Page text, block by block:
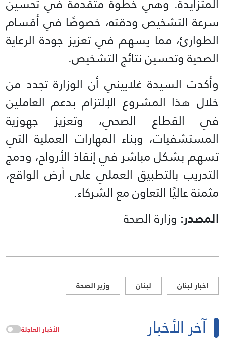
سرعة التشخيص ودقته، خصوصًا في أقسام
الطوارئ، مما يسهم في تعزيز جودة الرعاية
الصحية وتحسين نتائج التشخيص.
وأكدت السيدة غلاييني أن الوزارة تجدد من
خلال هذا المشروع الإلتزام بدعم العاملين
في القطاع الصحي، وتعزيز جهوزية
المستشفيات، وبناء المهارات العملية التي
تسهم بشكل مباشر في إنقاذ الأرواح، ودمج
التدريب بالتطبيق العملي على أرض الواقع،
مثمنة عاليًا التعاون مع الشركاء.
المصدر: وزارة الصحة
اخبار لبنان لبنان وزير الصحة
آخر الأخبار الأخبار العاجلة